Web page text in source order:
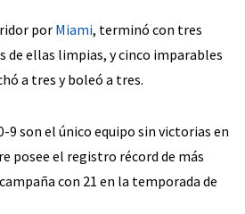
por Miami, terminó con tres
de ellas limpias, y cinco imparables
a tres y boleó a tres.
9 son el único equipo sin victorias en
posee el registro récord de más
con 21 en la temporada de